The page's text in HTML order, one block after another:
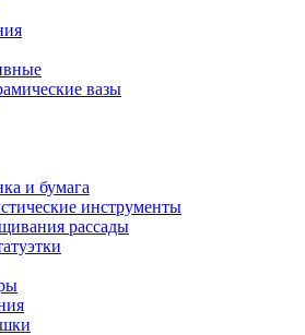
вазы
и бумага
инструменты
рассады